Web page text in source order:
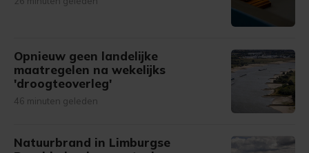
Opnieuw geen landelijke
maatregelen na wekelijks
'droogteoverleg'
46 minuten geleden
Natuurbrand in Limburgse